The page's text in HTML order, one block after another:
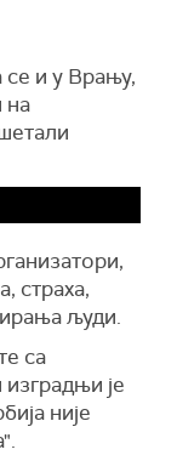
и у Врању,
на
страха,
људи.
са
је
није